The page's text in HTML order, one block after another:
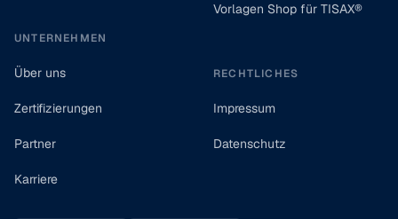
UNTERNEHMEN
Über uns
Zertifizierungen
Partner
Karriere
Vorlagen Shop für TISAX®
RECHTLICHES
Impressum
Datenschutz